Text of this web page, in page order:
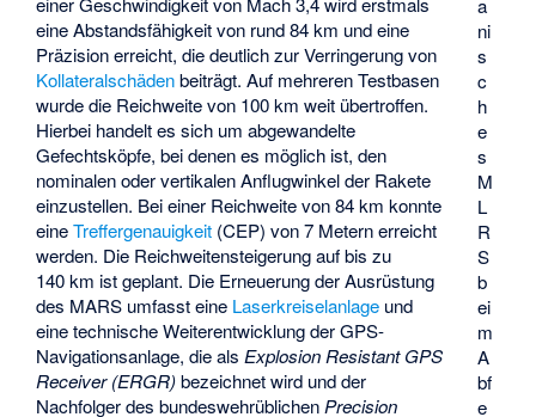
a
ni
s
c
h
e
s
M
L
R
S
b
ei
m
A
bf
e
eine Abstandsfähigkeit von rund 84 km und eine
Präzision erreicht, die deutlich zur Verringerung von
Kollateralschädenbeiträgt. Auf mehreren Testbasen
wurde die Reichweite von 100 km weit übertroffen.
Hierbei handelt es sich um abgewandelte
Gefechtsköpfe, bei denen es möglich ist, den
nominalen oder vertikalen Anflugwinkel der Rakete
einzustellen. Bei einer Reichweite von 84 km konnte
eineTreffergenauigkeit (CEP) von 7 Metern erreicht
werden. Die Reichweitensteigerung auf bis zu
140 km ist geplant. Die Erneuerung der Ausrüstung
des MARS umfasst eine Laserkreiselanlage und
eine technische Weiterentwicklung der GPS-
Navigationsanlage, die als Explosion Resistant GPS
Receiver (ERGR)bezeichnet wird und der
Nachfolger des bundeswehrüblichen Precision